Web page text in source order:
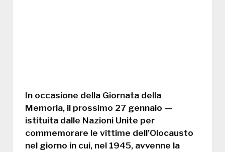
In occasione della Giornata della
Memoria, il prossimo 27 gennaio —
istituita dalle Nazioni Unite per
commemorare le vittime dell’Olocausto
nel giorno in cui, nel 1945, avvenne la